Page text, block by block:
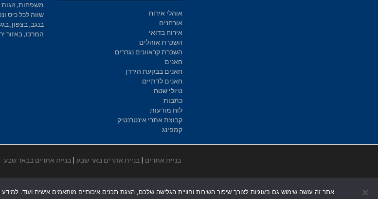
משפחות, זוגות
שווה לכל כיס
בנגב, בצפון,
המרכז, באזור
אוהלי אירוח
אורחנים
אירוח בדואי
השכרת אוהלים
השכרת קראוונים נגררים
חאנים
חאנים בבקעת הירדן
חאנים לדתיים
טיולי שטח
כתבות
לוח מודעות
קבוצת אתרי אינטרנטיק
קמפינג
בניית אתרים | בניית אתרים באר שבע | בניית אתרים בבאר שבע
אתר זה עושה שימוש גם בעוגיות לצורך שיפור השירות וחוויית הגלישה שלכם, הצגת תכנים איכותיים מותאמים אישית ועוד. למידע